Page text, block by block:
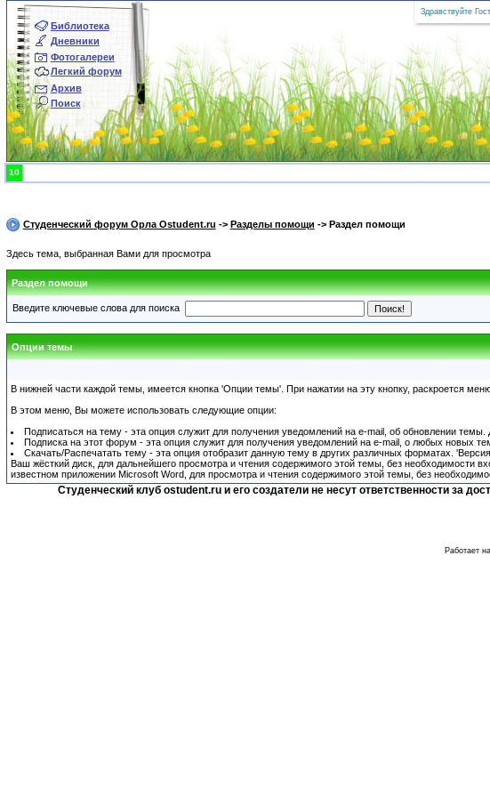
Библиотека
Дневники
Фотогалереи
Легкий форум
Архив
Поиск
Здравствуйте
10
Студенческий форум Орла Ostudent.ru -> Разделы помощи -> Раздел помощи
Здесь тема, выбранная Вами для просмотра
Раздел помощи
Введите ключевые слова для поиска
Опции темы
В нижней части каждой темы, имеется кнопка 'Опции темы'. При нажатии на эту кнопку, раскроется
В этом меню, Вы можете использовать следующие опции:
Подписаться на тему - эта опция служит для получения уведомлений на e-mail, об обновлении
Подписка на этот форум - эта опция служит для получения уведомлений на e-mail, о любых новых
Скачать/Распечатать тему - эта опция отобразит данную тему в других различных форматах.
Ваш жёсткий диск, для дальнейшего просмотра и чтения содержимого этой темы, без необходимости
известном приложении Microsoft Word, для просмотра и чтения содержимого этой темы, без
Студенческий клуб ostudent.ru и его создатели не несут ответственности за
Работает